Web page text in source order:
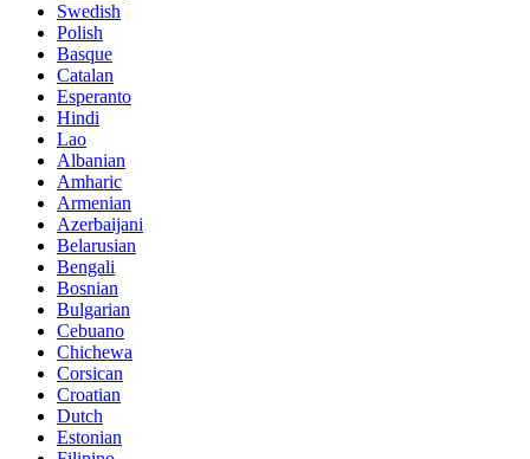
Swedish
Polish
Basque
Catalan
Esperanto
Hindi
Lao
Albanian
Amharic
Armenian
Azerbaijani
Belarusian
Bengali
Bosnian
Bulgarian
Cebuano
Chichewa
Corsican
Croatian
Dutch
Estonian